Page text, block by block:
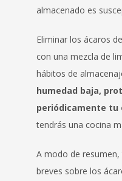
almacenado es
Eliminar los ácaros
con una mezcla de
hábitos de
humedad baja,
periódicamente tu
tendrás una cocina
A modo de
breves sobre los